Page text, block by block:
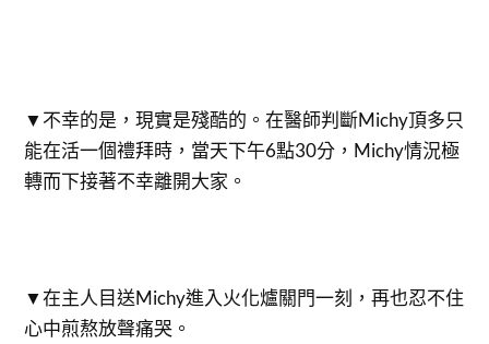
▼不幸的是，現實是殘酷的。在醫師判斷Michy頂多只
能在活一個禮拜時，當天下午6點30分，Michy情況極
轉而下接著不幸離開大家。
▼在主人目送Michy進入火化爐關門一刻，再也忍不住
心中煎熬放聲痛哭。